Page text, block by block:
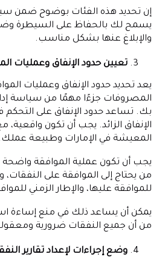
إن تحديد هذه الفئات بوضوح ضمن
يسمح لك بالحفاظ على السيطرة
والإبلاغ عنها بشكل مناسب.
تعيين حدود الإنفاق وعمليات
يعد تحديد حدود الإنفاق وعمليات
المصروفات جزءًا مهمًا من سياسة
بك. تساعد حدود الإنفاق على التحكم
الإنفاق الزائد. يجب أن تكون واقعية،
المعيشة في الإمارات وطبيعة عملك.
يجب أن تكون عملية الموافقة
من يحتاج إلى الموافقة على النفقات،
للموافقة عليها، والإطار الزمني
يمكن أن يساعد ذلك في منع إساءة
من أن جميع النفقات ضرورية
وضع إجراءات لإعداد تقارير